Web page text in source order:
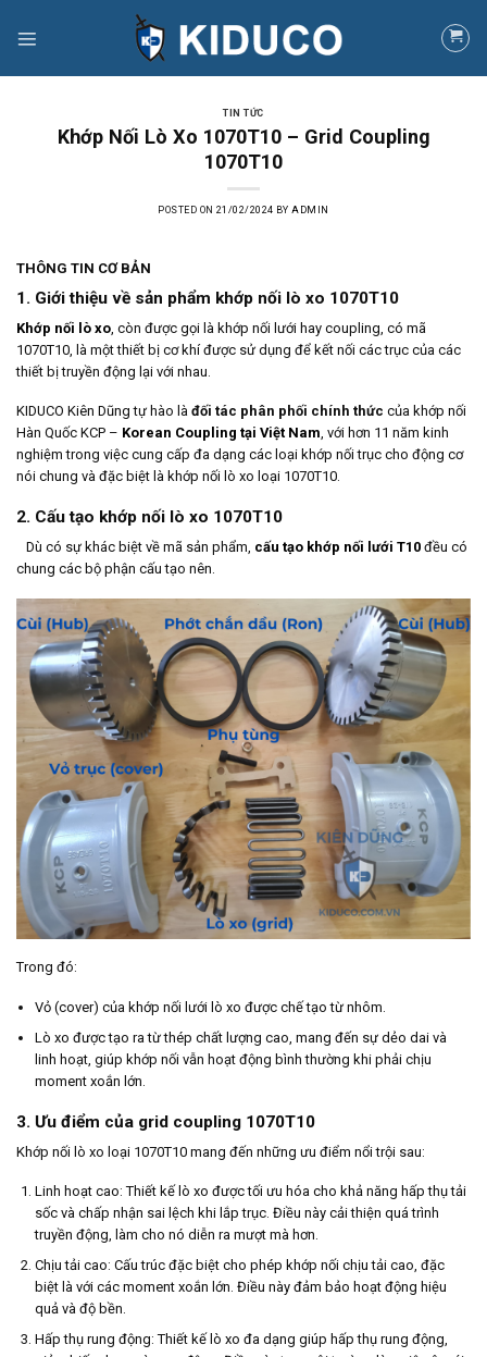
TIN TỨC
Khớp Nối Lò Xo 1070T10 – Grid Coupling
1070T10
POSTED ON 21/02/2024 BYADMIN
THÔNG TIN CƠ BẢN
1. Giới thiệu về sản phẩm khớp nối lò xo 1070T10
Khớp nối lò xo , còn được gọi là khớp nối lưới hay coupling, có mã
1070T10, là một thiết bị cơ khí được sử dụng để kết nối các trục của các
thiết bị truyền động lại với nhau.
KIDUCO Kiên Dũng tự hào là đối tác phân phối chính thức của khớp nối
Hàn Quốc KCP – Korean Coupling tại Việt Nam, với hơn 11 năm kinh
nghiệm trong việc cung cấp đa dạng các loại khớp nối trục cho động cơ
nói chung và đặc biệt là khớp nối lò xo loại 1070T10.
2. Cấu tạo khớp nối lò xo 1070T10
Dù có sự khác biệt về mã sản phẩm, cấu tạo khớp nối lưới T10 đều có
chung các bộ phận cấu tạo nên.
Trong đó:
Vỏ (cover) của khớp nối lưới lò xo được chế tạo từ nhôm.
Lò xo được tạo ra từ thép chất lượng cao, mang đến sự dẻo dai và
linh hoạt, giúp khớp nối vẫn hoạt động bình thường khi phải chịu
moment xoắn lớn.
3. Ưu điểm của grid coupling 1070T10
Khớp nối lò xo loại 1070T10 mang đến những ưu điểm nổi trội sau:
Linh hoạt cao: Thiết kế lò xo được tối ưu hóa cho khả năng hấp thụ tải
sốc và chấp nhận sai lệch khi lắp trục. Điều này cải thiện quá trình
truyền động, làm cho nó diễn ra mượt mà hơn.
Chịu tải cao: Cấu trúc đặc biệt cho phép khớp nối chịu tải cao, đặc
biệt là với các moment xoắn lớn. Điều này đảm bảo hoạt động hiệu
quả và độ bền.
Hấp thụ rung động: Thiết kế lò xo đa dạng giúp hấp thụ rung động,